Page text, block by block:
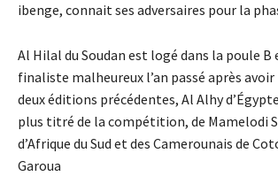
ibenge, connait ses adversaires pour la
Al Hilal du Soudan est logé dans la poule B
finaliste malheureux l’an passé après
deux éditions précédentes, Al Alhy
plus titré de la compétition, de Mamelodi
d’Afrique du Sud et des Camerounais de
Garoua